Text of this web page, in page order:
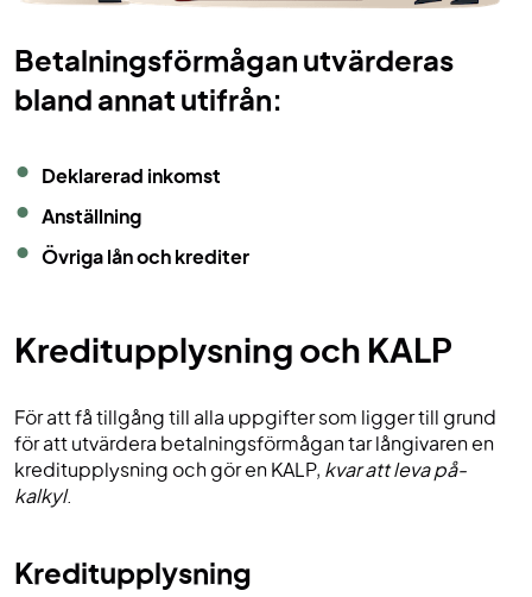
Betalningsförmågan utvärderas
bland annat utifrån:
Deklarerad inkomst
Anställning
Övriga lån och krediter
Kreditupplysning och KALP
För att få tillgång till alla uppgifter som ligger till grund
för att utvärdera betalningsförmågan tar långivaren en
kreditupplysning och gör en KALP, kvar att leva på-
kalkyl.
Kreditupplysning